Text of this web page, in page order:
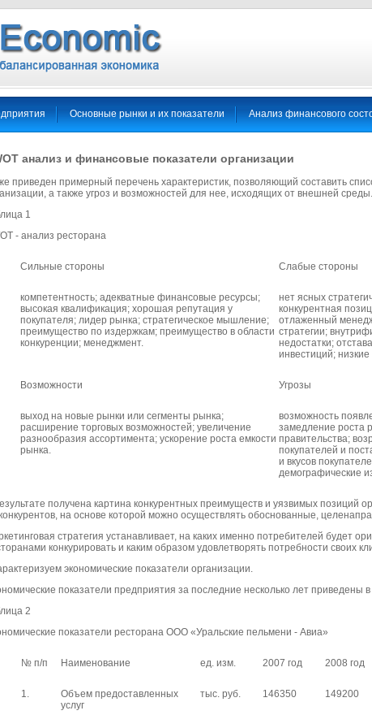
Основные рынки и их показатели Анализ финансового
анализ и финансовые показатели организации
приведен примерный перечень характеристик, позволяющий составить
а также угроз и возможностей для нее, исходящих от внешней среды.
1
- анализ ресторана
Сильные стороны Слабые стороны
компетентность; адекватные финансовые ресурсы;
высокая квалификация; хорошая репутация у
покупателя; лидер рынка; стратегическое мышление;
преимущество по издержкам; преимущество в области
конкуренции; менеджмент.
нет ясных
конкурентная
отлаженный
стратегии;
недостатки;
инвестиций;
Возможности Угрозы
выход на новые рынки или сегменты рынка;
расширение торговых возможностей; увеличение
разнообразия ассортимента; ускорение роста емкости
рынка.
возможность
замедление роста
правительства;
покупателей и
и вкусов
демографические
получена картина конкурентных преимуществ и уязвимых позиций
на основе которой можно осуществлять обоснованные,
стратегия устанавливает, на каких именно потребителей будет
конкурировать и каким образом удовлетворять потребности своих
экономические показатели организации.
показатели предприятия за последние несколько лет приведены
2
показатели ресторана ООО «Уральские пельмени - Авиа»
№ п/п Наименование ед. изм. 2007 год 2008 год
1.
Объем предоставленных
услуг
тыс. руб. 146350 149200